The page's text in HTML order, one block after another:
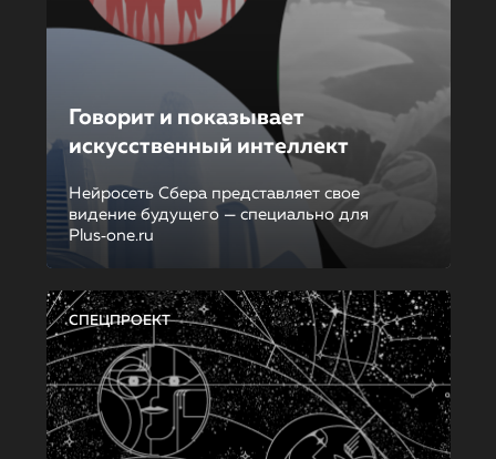
Говорит и показывает
искусственный интеллект
Нейросеть Сбера представляет свое
видение будущего — специально для
Plus‑one.ru
СПЕЦПРОЕКТ